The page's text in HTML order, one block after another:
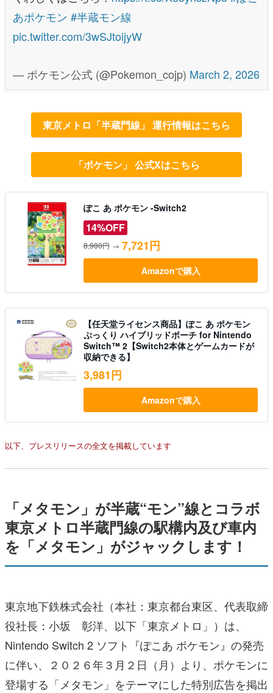
あポケモン #半蔵モン線
pic.twitter.com/3wSJtoijyW
— ポケモン公式 (@Pokemon_cojp) March 2, 2026
東京メトロ「半蔵門線」 運行情報はこちら
「ポケモン」 公式Xはこちら
ぽこ あ ポケモン -Switch2
14%OFF
8,980円 → 7,721円
Amazonで購入
【任天堂ライセンス商品】ぽこ あ ポケモン
ぷっくり ハイブリッドポーチ for Nintendo
Switch™ 2【Switch2本体とゲームカードが
収納できる】
3,981円
Amazonで購入
以下、プレスリリースの全文を掲載しています
「メタモン」が半蔵“モン”線とコラボ
東京メトロ半蔵門線の駅構内及び車内
を「メタモン」がジャックします！
東京地下鉄株式会社（本社：東京都台東区、代表取締
役社長：小坂 彰洋、以下「東京メトロ」）は、
Nintendo Switch 2 ソフト『ぽこあ ポケモン』の発売
に伴い、２０２６年３月２日（月）より、ポケモンに
登場する「メタモン」をテーマにした特別広告を掲出